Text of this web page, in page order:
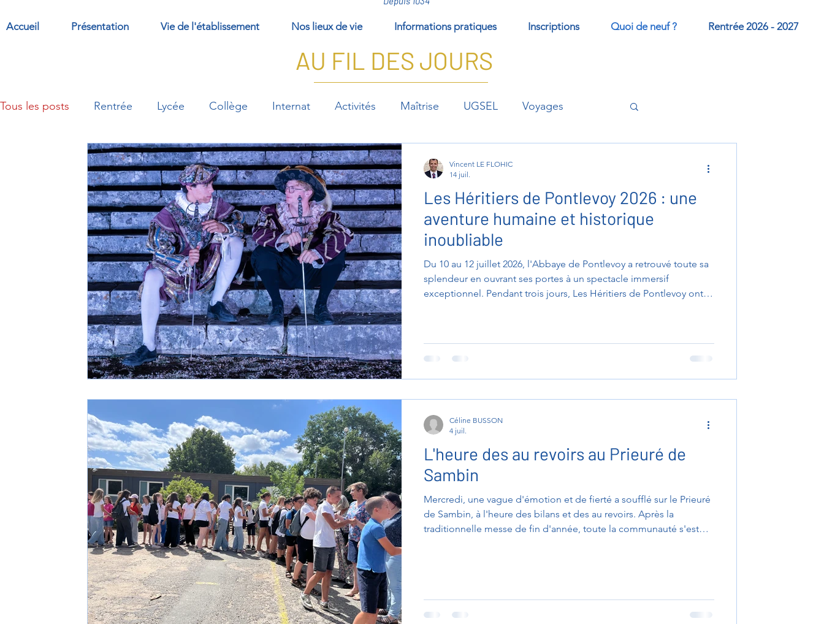
Accueil Présentation Vie de l'établissement Nos lieux de vie Informations pratiques Inscriptions Quoi de neuf ? Rentrée 2026 - 2027
AU FIL DES JOURS
Tous les posts Rentrée Lycée Collège Internat Activités Maîtrise UGSEL Voyages
Sorties Abbaye options/compléments/EPI
Les Héritiers de Pontlevoy 2026 : une
aventure humaine et historique
inoubliable
Du 10 au 12 juillet 2026, l'Abbaye de Pontlevoy a retrouvé toute sa
splendeur en ouvrant ses portes à un spectacle immersif
exceptionnel. Pendant trois jours, Les Héritiers de Pontlevoy ont
Vincent LE FLOHIC
14 juil.
L'heure des au revoirs au Prieuré de
Sambin
Mercredi, une vague d'émotion et de fierté a soufflé sur le Prieuré
de Sambin, à l'heure des bilans et des au revoirs. Après la
traditionnelle messe de fin d'année, toute la communauté s'est
pour récompenser l'excellence
Céline BUSSON
4 juil.